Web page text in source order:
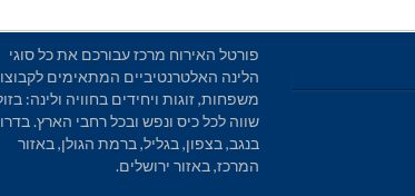
פורטל האירוח מרכז עבורכם את כל סוגי
הלינה האלטרנטיביים המתאימים
משפחות, זוגות ויחידים בחוויה ולינה:
שווה לכל כיס ונפש ובכל רחבי הארץ.
בנגב, בצפון, בגליל, ברמת הגולן, באזור
המרכז, באזור ירושלים.